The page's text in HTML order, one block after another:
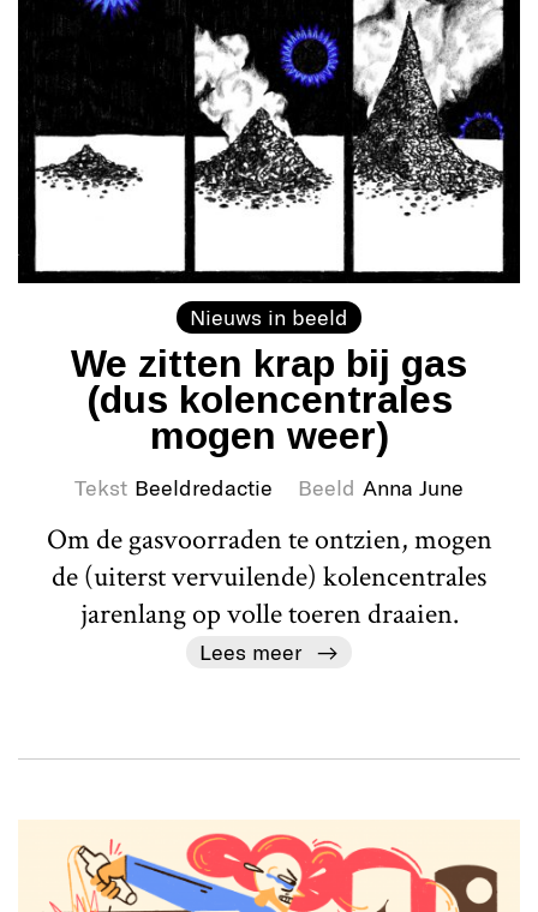
Nieuws in beeld
We zitten krap bij gas
(dus kolencentrales
mogen weer)
Tekst Beeldredactie Beeld Anna June
Om de gasvoorraden te ontzien, mogen
de (uiterst vervuilende) kolencentrales
jarenlang op volle toeren draaien.
Lees meer